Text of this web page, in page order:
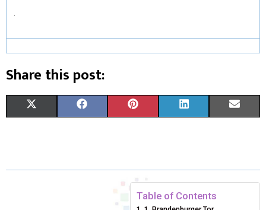
Share this post:
W E T K
E
I
Table of Contents